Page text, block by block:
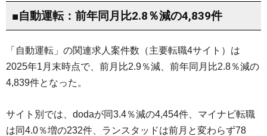
■自動運転：前年同月比2.8％減の4,839件
「自動運転」の関連求人案件数（主要転職4サイト）は
2025年1月末時点で、前月比2.9％減、前年同月比2.8％減の
4,839件となった。
サイト別では、dodaが同3.4％減の4,454件、マイナビ転職
は同4.0％増の232件、ランスタッドは前月と変わらず78